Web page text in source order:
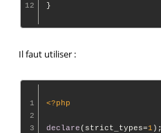
12
Il faut utiliser :
1
2
3
<?php
declare(strict_types=1 );